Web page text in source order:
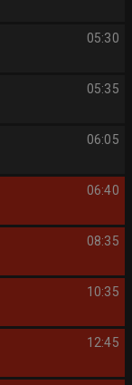
05:30
05:35
06:05
06:40
08:35
10:35
12:45